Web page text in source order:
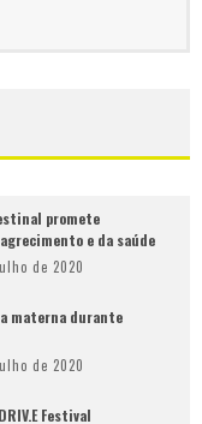
promete
e da saúde
de 2020
materna durante
de 2020
Festival